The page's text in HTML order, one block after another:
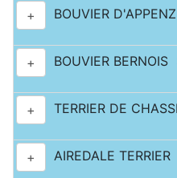
+ BOUVIER
+ BOUVIER
+ TERRIER DE
+ AIREDALE